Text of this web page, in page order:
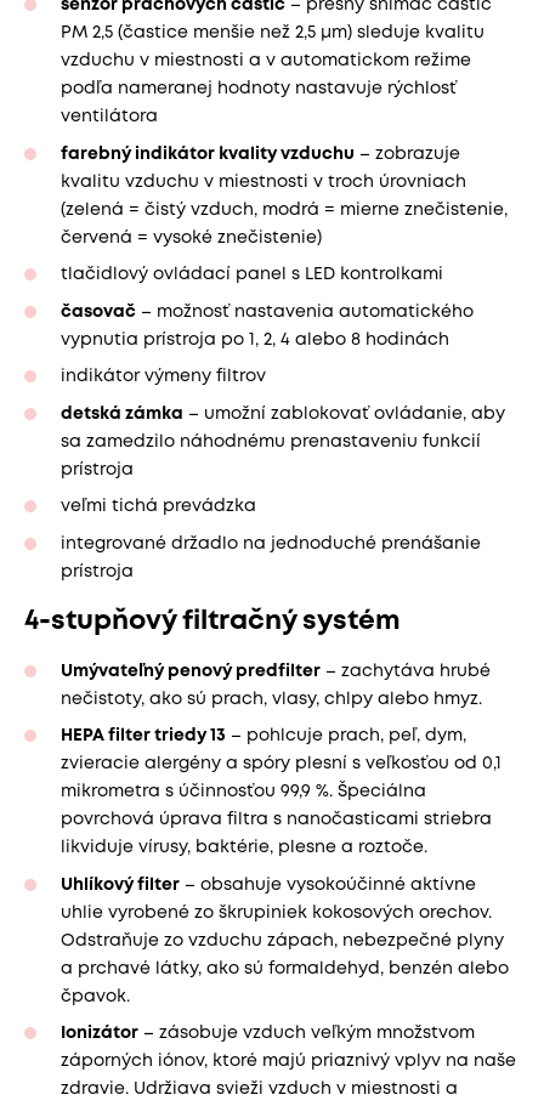
senzor prachových častíc – presný snímač častíc
PM 2,5 (častice menšie než 2,5 μm) sleduje kvalitu
vzduchu v miestnosti a v automatickom režime
podľa nameranej hodnoty nastavuje rýchlosť
ventilátora
farebný indikátor kvality vzduchu – zobrazuje
kvalitu vzduchu v miestnosti v troch úrovniach
(zelená = čistý vzduch, modrá = mierne znečistenie,
červená = vysoké znečistenie)
tlačidlový ovládací panel s LED kontrolkami
časovač – možnosť nastavenia automatického
vypnutia prístroja po 1, 2, 4 alebo 8 hodinách
indikátor výmeny filtrov
detská zámka – umožní zablokovať ovládanie, aby
sa zamedzilo náhodnému prenastaveniu funkcií
prístroja
veľmi tichá prevádzka
integrované držadlo na jednoduché prenášanie
prístroja
4-stupňový filtračný systém
Umývateľný penový predfilter – zachytáva hrubé
nečistoty, ako sú prach, vlasy, chlpy alebo hmyz.
HEPA filter triedy 13 – pohlcuje prach, peľ, dym,
zvieracie alergény a spóry plesní s veľkosťou od 0,1
mikrometra s účinnosťou 99,9 %. Špeciálna
povrchová úprava filtra s nanočasticami striebra
likviduje vírusy, baktérie, plesne a roztoče.
Uhlíkový filter – obsahuje vysokoúčinné aktívne
uhlie vyrobené zo škrupiniek kokosových orechov.
Odstraňuje zo vzduchu zápach, nebezpečné plyny
a prchavé látky, ako sú formaldehyd, benzén alebo
čpavok.
Ionizátor – zásobuje vzduch veľkým množstvom
záporných iónov, ktoré majú priaznivý vplyv na naše
zdravie. Udržiava svieži vzduch v miestnosti a